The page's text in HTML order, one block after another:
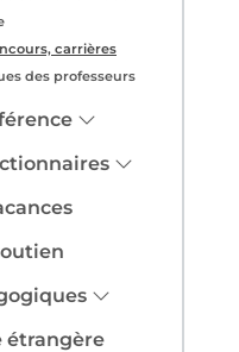
carrières
des professeurs
étrangère